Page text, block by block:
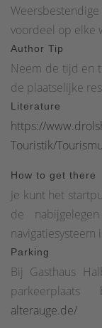
Als het
structuren op
hardheid H,
potlood)
kleuren.Een
motiefzoeker
8 cm,
gebruiken.En nu
voordeel op elke
Author Tip
Neem de tijd en
de plaatselijke
Literature
https://
Touristik/
How to get there
Je kunt het
de
navigatiesysteem
Parking
Bij Gasthaus
parkeerplaats
alterauge.de/